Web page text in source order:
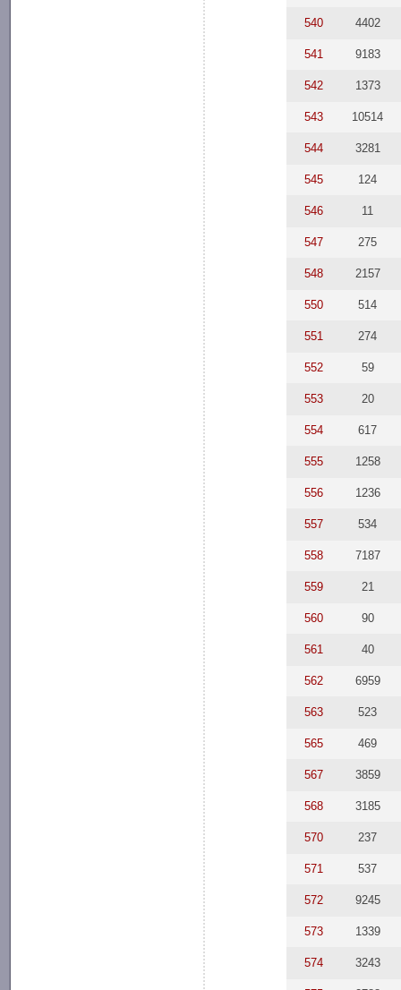
540 4402
541 9183
542 1373
543 10514
544 3281
545 124
546 11
547 275
548 2157
550 514
551 274
552 59
553 20
554 617
555 1258
556 1236
557 534
558 7187
559 21
560 90
561 40
562 6959
563 523
565 469
567 3859
568 3185
570 237
571 537
572 9245
573 1339
574 3243